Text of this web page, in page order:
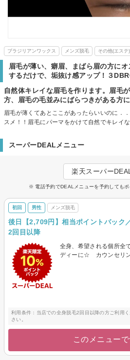
ブラジリアンワックス メンズ脱毛 その他(エステ)
眉毛が薄い、癖眉、まばら眉の方に
するだけで、垢抜け感アップ！３
自然体キレイな眉毛を作ります。眉毛
方、眉毛の毛並みにばらつきがある方
眉毛が薄くてあとここがあったらいいのに．
スメ！！眉毛にパーマをかけて自然でキレイ
スーパーDEALメニュー
楽天スーパー
※ 電話予約でDEALメニューを予約してもポ
初回 男性 メンズ脱毛
後日【2,709円】相当ポイントバック
2回目以降
全身、希望される個所全
ディーに☆ カウンセリ
利用条件：当店での全身脱毛2回目以降の方ご利用
さい。
このメニュー